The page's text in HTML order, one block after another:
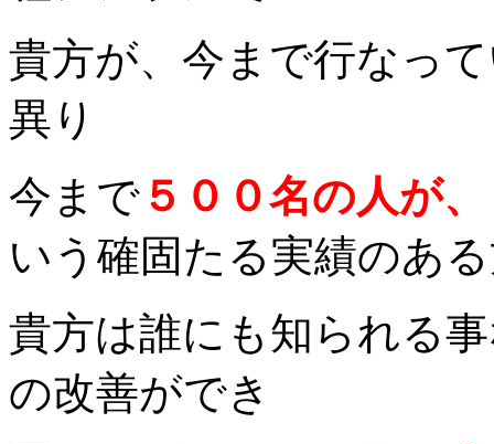
貴方が、今まで行なっ
異り
今まで ５００名の人が
いう確固たる実績のあ
貴方は誰にも知られる
の改善ができ